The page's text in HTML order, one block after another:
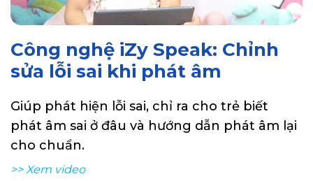
Công nghệ iZy Speak: Chỉnh
sửa lỗi sai khi phát âm
Giúp phát hiện lỗi sai, chỉ ra cho trẻ biết
phát âm sai ở đâu và hướng dẫn phát âm lại
cho chuẩn.
>> Xem video